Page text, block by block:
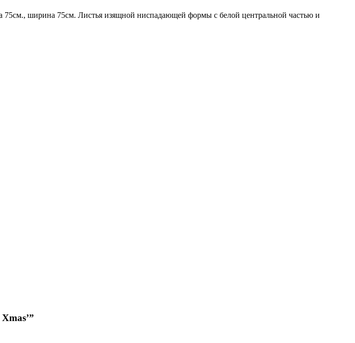
75см., ширина 75см. Листья изящной ниспадающей формы с белой центральной частью и